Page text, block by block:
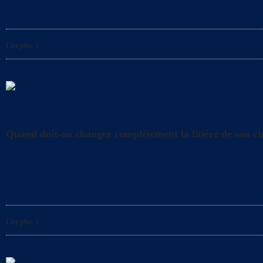
Lire plus
Quand doit-on changer complètement la litière de son
Lire plus